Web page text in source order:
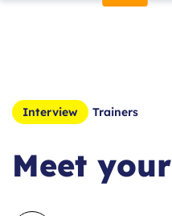
Interview Trainers
Meet